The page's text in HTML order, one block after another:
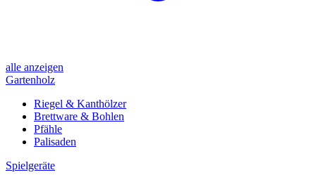
alle anzeigen
Gartenholz
Riegel & Kanthölzer
Brettware & Bohlen
Pfähle
Palisaden
Spielgeräte